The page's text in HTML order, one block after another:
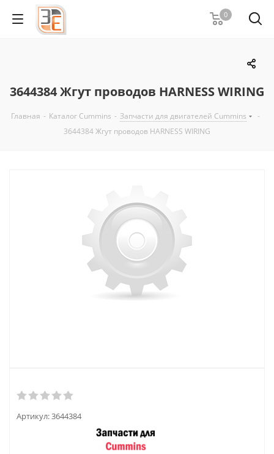
0
3644384 Жгут проводов HARNESS WIRING
Главная - Каталог Cummins - Запчасти для двигателей Cummins
-
3644384 Жгут проводов HARNESS WIRING
Артикул:3644384